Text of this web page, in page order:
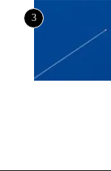
3